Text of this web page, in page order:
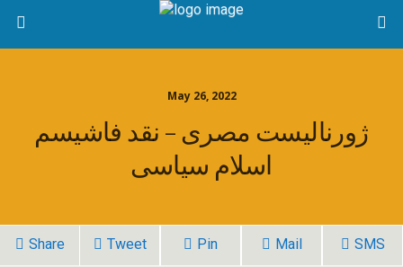
May 26, 2022
ژورنالیست مصری – نقد فاشیسم
اسلام سیاسی
Share Tweet Pin Mail SMS